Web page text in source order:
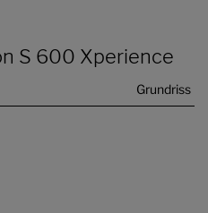
S 600 Xperience
Grundriss